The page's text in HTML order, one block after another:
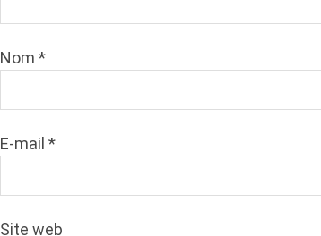
Nom *
E-mail *
Site web